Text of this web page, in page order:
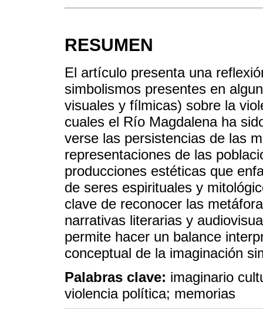
RESUMEN
El artículo presenta una
simbolismos presentes en
visuales y fílmicas) sobre la
cuales el Río Magdalena ha
verse las persistencias de las
representaciones de las
producciones estéticas que
de seres espirituales y
clave de reconocer las
narrativas literarias y
permite hacer un balance
conceptual de la imaginación
Palabras clave: imaginario
violencia política; memorias